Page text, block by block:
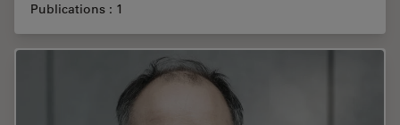
Publications : 1